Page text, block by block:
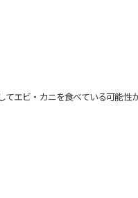
エビ・カニを食べている可能性が